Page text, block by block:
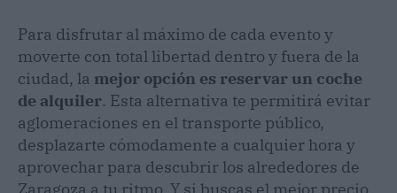
Para disfrutar al máximo de cada evento y
moverte con total libertad dentro y fuera de la
ciudad, la mejor opción es reservar un coche
de alquiler. Esta alternativa te permitirá evitar
aglomeraciones en el transporte público,
desplazarte cómodamente a cualquier hora y
aprovechar para descubrir los alrededores de
Zaragoza a tu ritmo. Y si buscas el mejor precio,